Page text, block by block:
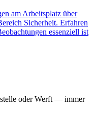
am Arbeitsplatz über
Sicherheit. Erfahren
essenziell ist
oder Werft — immer